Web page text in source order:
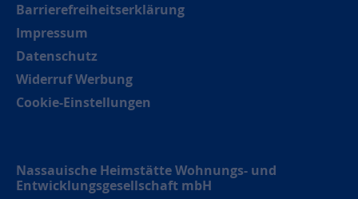
Barrierefreiheitserklärung
Impressum
Datenschutz
Widerruf Werbung
Cookie-Einstellungen
Nassauische Heimstätte Wohnungs- und
Entwicklungsgesellschaft mbH